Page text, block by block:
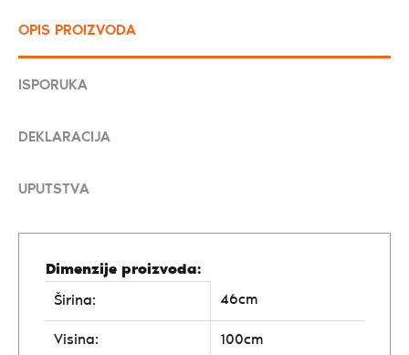
OPIS PROIZVODA
ISPORUKA
DEKLARACIJA
UPUTSTVA
Dimenzije proizvoda:
Širina:
46cm
Visina: 100cm